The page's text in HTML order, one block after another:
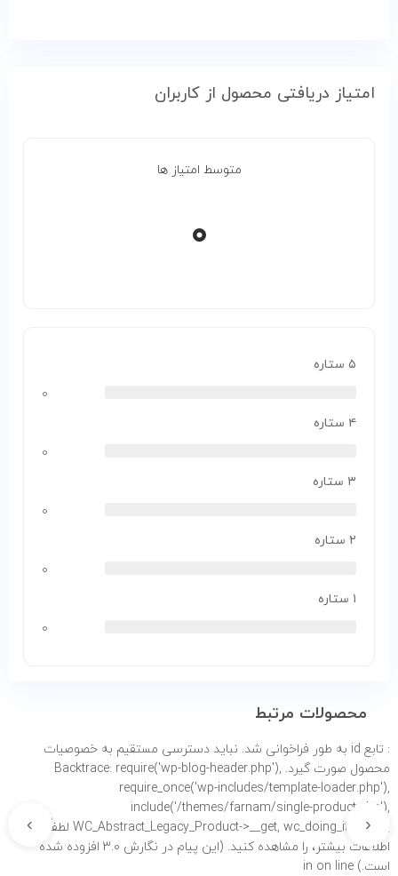
امتیاز دریافتی محصول از کاربران
متوسط امتیاز ها
۰
۵ ستاره
۰
۴ ستاره
۰
۳ ستاره
۰
۲ ستاره
۰
۱ ستاره
۰
محصولات مرتبط
: تابع id به طور
فراخوانی شد. نباید دسترسی مستقیم به خصوصیات
محصول صورت گیرد. Backtrace: require('wp-blog-header.php'),
require_once('wp-includes/template-loader.php'),
include('/themes/farnam/single-product.php'),
WC_Abstract_Legacy_Product->__get, wc_doing_it_wrong لطفاً برای
اطلاعات بیشتر،
را مشاهده کنید. (این پیام در نگارش 3.0 افزوده شده
است.) in on line
‹
›